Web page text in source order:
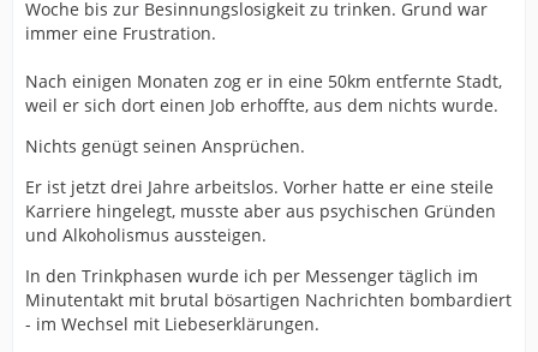
Woche bis zur Besinnungslosigkeit zu trinken. Grund war
immer eine Frustration.
Nach einigen Monaten zog er in eine 50km entfernte Stadt,
weil er sich dort einen Job erhoffte, aus dem nichts wurde.
Nichts genügt seinen Ansprüchen.
Er ist jetzt drei Jahre arbeitslos. Vorher hatte er eine steile
Karriere hingelegt, musste aber aus psychischen Gründen
und Alkoholismus aussteigen.
In den Trinkphasen wurde ich per Messenger täglich im
Minutentakt mit brutal bösartigen Nachrichten bombardiert
- im Wechsel mit Liebeserklärungen.